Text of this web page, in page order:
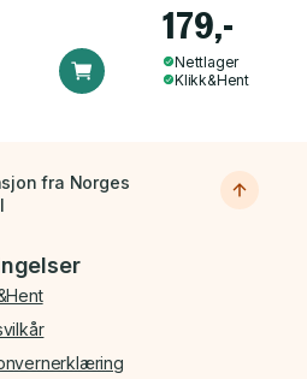
179,-
Nettlager
Klikk&Hent
fra Norges